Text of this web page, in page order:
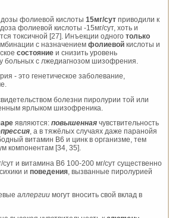
фолиевой кислоты 15мг/сут приводили к
фолиевой кислоты -15мг/сут, хоть и
токсичной [27]. Инъекции одного только
с назначением фолиевой кислоты и
состояние и снизить уровень
больных с лжедиагнозом шизофрения.
генетическое заболевание,
болезни пиролурии той или
ярлыком шизофреника.
являются: повышенная чувствительность
, а в тяжёлых случаях даже паранойя
витамин В6 и цинк в организме, тем
компонентам [34, 35].
сут и витамина В6 100-200 мг/сут существенно
и поведения , вызванные пиролурией
аллергии могут вносить свой вклад в